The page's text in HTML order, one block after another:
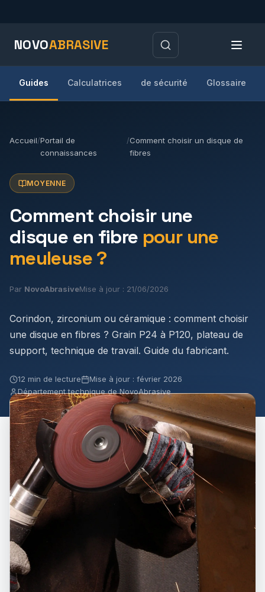
NOVOABRASIVE
Guides Calculatrices de sécurité Glossaire
Accueil/Portail de
connaissances
/Comment choisir un disque de
fibres
MOYENNE
Comment choisir une
disque en fibre pour une
meuleuse ?
Par NovoAbrasiveMise à jour : 21/06/2026
Corindon, zirconium ou céramique : comment choisir
une disque en fibres ? Grain P24 à P120, plateau de
support, technique de travail. Guide du fabricant.
12 min de lecture
Mise à jour : février 2026
Département technique de NovoAbrasive